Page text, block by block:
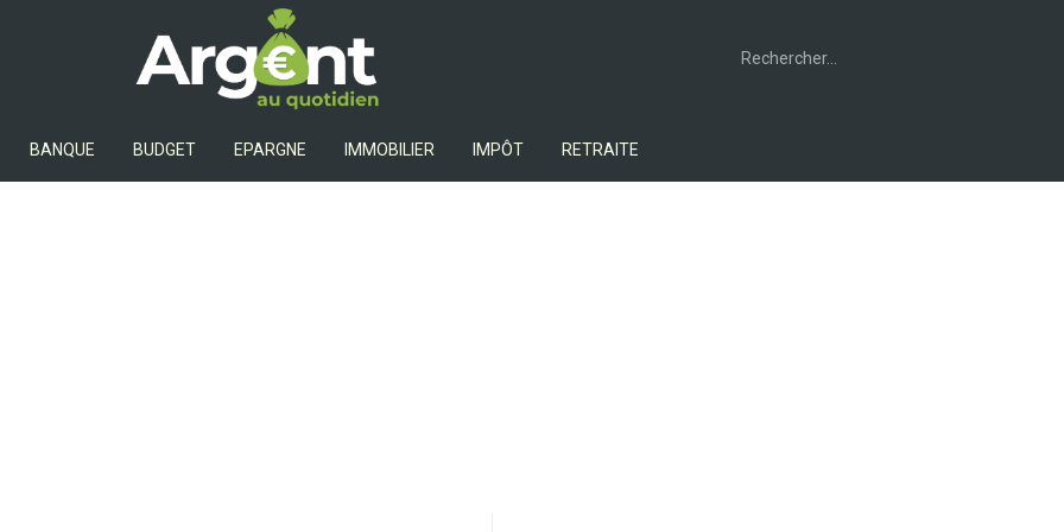
Argent Au Quotidien
Rechercher :
BANQUE BUDGET EPARGNE IMMOBILIER IMPÔT RETRAITE